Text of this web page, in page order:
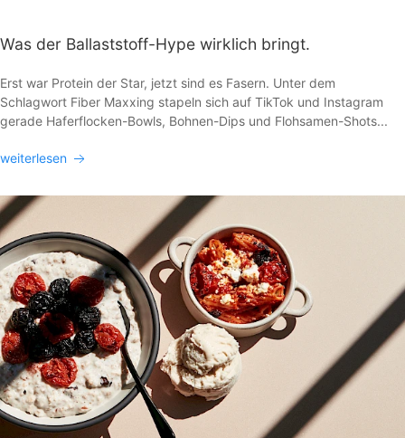
Was der Ballaststoff-Hype wirklich bringt.
Erst war Protein der Star, jetzt sind es Fasern. Unter dem
Schlagwort Fiber Maxxing stapeln sich auf TikTok und Instagram
gerade Haferflocken-Bowls, Bohnen-Dips und Flohsamen-Shots...
weiterlesen